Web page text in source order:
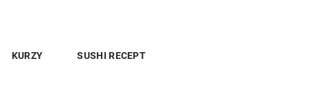
KURZY SUSHI RECEPT